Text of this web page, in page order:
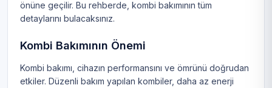
önüne geçilir. Bu rehberde, kombi bakımının tüm
detaylarını bulacaksınız.
Kombi Bakımının Önemi
Kombi bakımı, cihazın performansını ve ömrünü doğrudan
etkiler. Düzenli bakım yapılan kombiler, daha az enerji